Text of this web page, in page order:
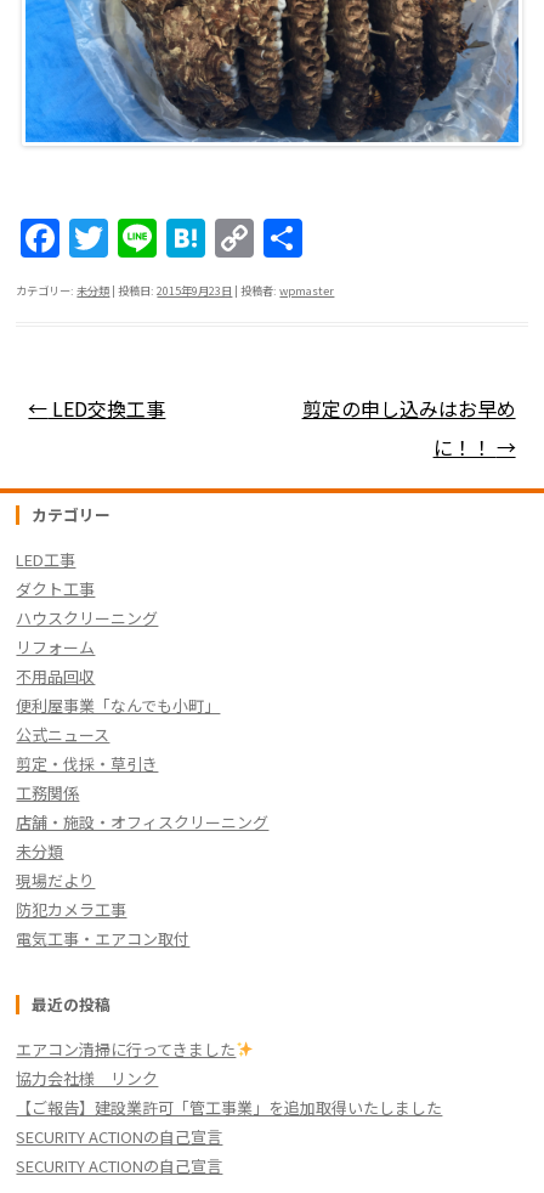
F
a
c
b
o
k
T
w
itt
Li
n
e
H
at
e
C
o
p
有
カテゴリー:未分類 | 投稿日:2015年9月23日 |投稿者:wpmaster
投稿ナビゲーション
← LED交換工事
剪定の申し込みはお早め
に！！ →
カテゴリー
LED工事
ダクト工事
ハウスクリーニング
リフォーム
不用品回収
便利屋事業「なんでも小町」
公式ニュース
剪定・伐採・草引き
工務関係
店舗・施設・オフィスクリーニング
未分類
現場だより
防犯カメラ工事
電気工事・エアコン取付
最近の投稿
エアコン清掃に行ってきました
協力会社様 リンク
【ご報告】建設業許可「管工事業」を追加取得いたしました
SECURITY ACTIONの自己宣言
SECURITY ACTIONの自己宣言